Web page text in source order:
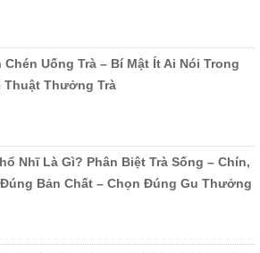
Chén Uống Trà – Bí Mật Ít Ai Nói Trong
Thuật Thưởng Trà
Nhĩ Là Gì? Phân Biệt Trà Sống – Chín,
Bản Chất – Chọn Đúng Gu Thưởng